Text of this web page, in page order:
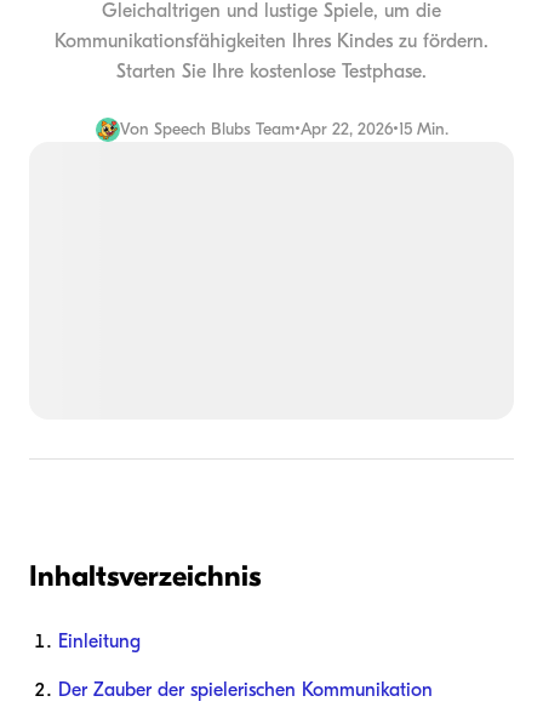
Gleichaltrigen und lustige Spiele, um die
Kommunikationsfähigkeiten Ihres Kindes zu fördern.
Starten Sie Ihre kostenlose Testphase.
Von Speech Blubs Team•Apr 22, 2026•15 Min.
Inhaltsverzeichnis
Einleitung
Der Zauber der spielerischen Kommunikation